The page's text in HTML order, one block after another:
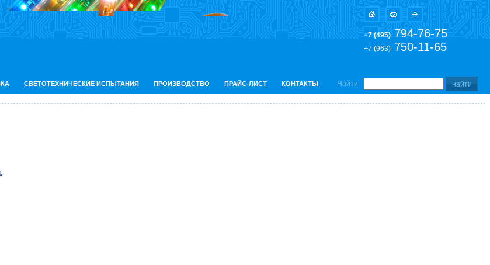
+7 (495)794-76-75
+7 (963) 750-11-65
СВЕТОТЕХНИЧЕСКИЕ ИСПЫТАНИЯ ПРОИЗВОДСТВО ПРАЙС-ЛИСТ КОНТАКТЫ Найти: